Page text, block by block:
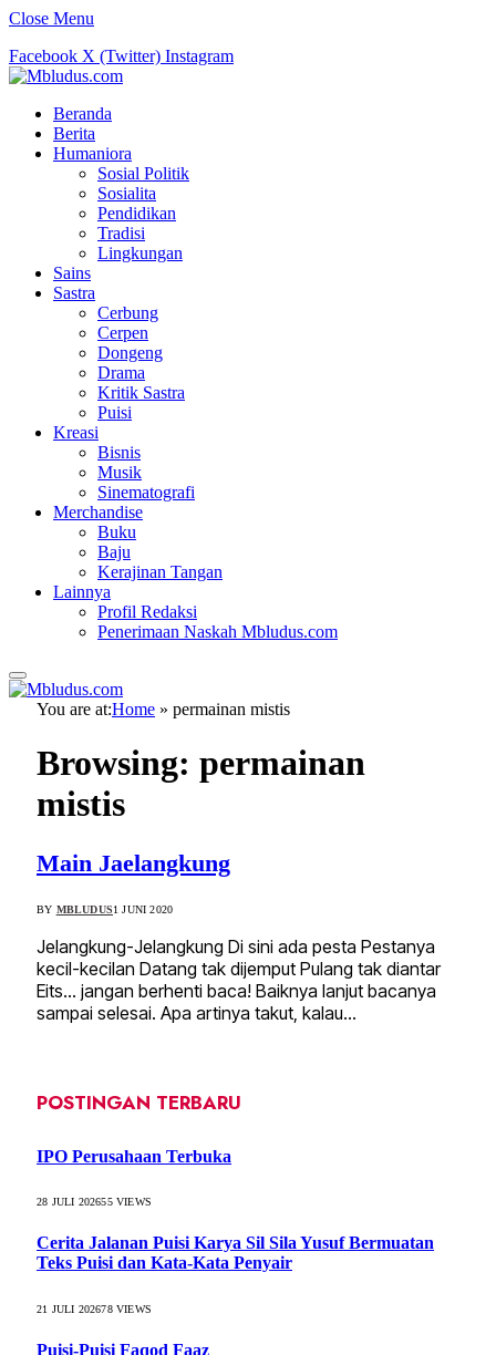
Close Menu
Facebook X (Twitter) Instagram
Beranda
Berita
Humaniora
Sosial Politik
Sosialita
Pendidikan
Tradisi
Lingkungan
Sains
Sastra
Cerbung
Cerpen
Dongeng
Drama
Kritik Sastra
Puisi
Kreasi
Bisnis
Musik
Sinematografi
Merchandise
Buku
Baju
Kerajinan Tangan
Lainnya
Profil Redaksi
Penerimaan Naskah Mbludus.com
You are at:Home » permainan mistis
Browsing: permainan
mistis
Main Jaelangkung
BY MBLUDUS1 JUNI 2020
Jelangkung-Jelangkung Di sini ada pesta Pestanya
kecil-kecilan Datang tak dijemput Pulang tak diantar
Eits… jangan berhenti baca! Baiknya lanjut bacanya
sampai selesai. Apa artinya takut, kalau…
POSTINGAN TERBARU
IPO Perusahaan Terbuka
28 JULI 202655VIEWS
Cerita Jalanan Puisi Karya Sil Sila Yusuf Bermuatan
Teks Puisi dan Kata-Kata Penyair
21 JULI 202678VIEWS
Puisi-Puisi Faqod Faaz